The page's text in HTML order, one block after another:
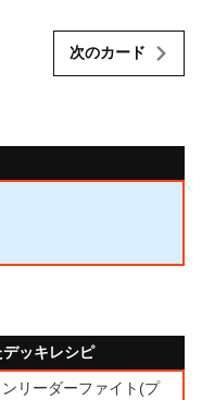
次のカード
デッキレシピ
リーダーファイト(プ